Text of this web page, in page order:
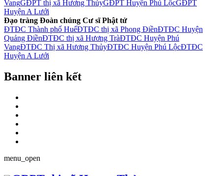
VangGĐPT thị xã Hương ThủyGĐPT Huyện Phú LộcGĐPT
Huyện A Lưới
Đạo tràng Đoàn chúng Cư sĩ Phật tử
ĐTĐC Thành phố HuếĐTĐC thị xã Phong ĐiềnĐTĐC Huyện
Quảng ĐiềnĐTĐC thị xã Hương TràĐTĐC Huyện Phú
VangĐTĐC Thị xã Hương ThủyĐTĐC Huyện Phú LộcĐTĐC
Huyện A Lưới
Banner liên kết
menu_open